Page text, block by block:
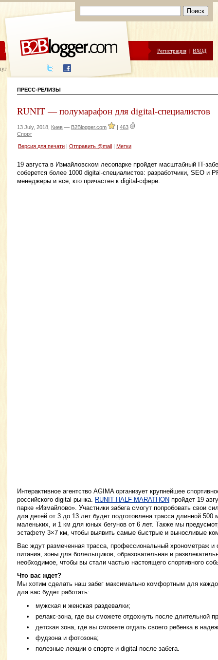
ЦЕНЫ ПОМОЩЬ Регистрация | ВХОД
написания
ПРЕСС-РЕЛИЗЫ
RUNIT — полумарафон для digital-специалистов
13 July, 2018, Киев — B2Blogger.com | 463
Спорт
Версия для печати Отправить @mail Метки
19 августа в Измайловском лесопарке пройдет масштабный IT-
соберется более 1000 digital-специалистов: разработчики, SEO и
менеджеры и все, кто причастен к digital-сфере.
Интерактивное агентство AGIMA организует крупнейшее
российского digital-рынка.
RUNIT HALF MARATHON пройдет 19
парке «Измайлово». Участники забега смогут попробовать свои
для детей от 3 до 13 лет будет подготовлена трасса длинной
маленьких, и 1 км для юных бегунов от 6 лет. Также мы
эстафету 3×7 км, чтобы выявить самые быстрые и выносливые
Вас ждут размеченная трасса, профессиональный хронометраж и
питания, зоны для болельщиков, образовательная и
необходимое, чтобы вы стали частью настоящего спортивного
Что вас ждет?
Мы хотим сделать наш забег максимально комфортным для
для вас будет работать:
мужская и женская раздевалки;
релакс-зона, где вы сможете отдохнуть после длительной
детская зона, где вы сможете отдать своего ребенка в
фудзона и фотозона;
полезные лекции о спорте и digital после забега.